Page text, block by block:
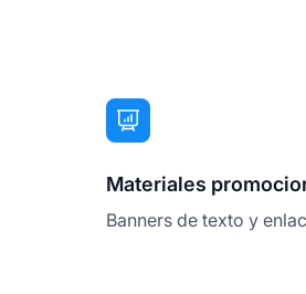
Materiales
Banners de texto y